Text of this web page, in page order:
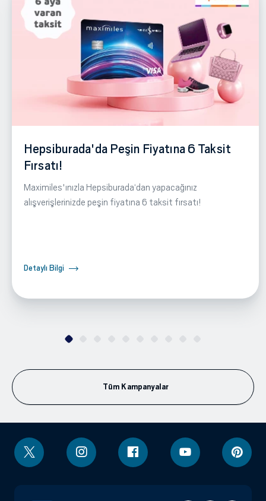
Hepsiburada'da Peşin Fiyatına 6 Taksit
Fırsatı!
Maximiles'ınızla Hepsiburada‘dan yapacağınız
alışverişlerinizde peşin fiyatına 6 taksit fırsatı!
Detaylı Bilgi
Tüm Kampanyalar